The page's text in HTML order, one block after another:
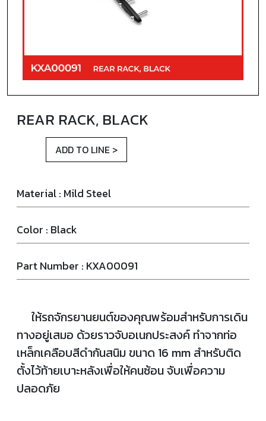
REAR RACK, BLACK
ADD TO LINE >
Material : Mild Steel
Color : Black
Part Number : KXA00091
ให้รถจักรยานยนต์ของคุณพร้อมสำหรับการเดิน
ทางอยู่เสมอ ด้วยราวจับอเนกประสงค์ ทำจากท่อ
เหล็กเคลือบสีดำกันสนิม ขนาด 16 mm สำหรับติด
ตั้งไว้ท้ายเบาะหลังเพื่อให้คนซ้อน จับเพื่อความ
ปลอดภัย